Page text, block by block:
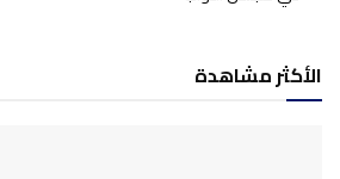
الأكثر مشاهدة